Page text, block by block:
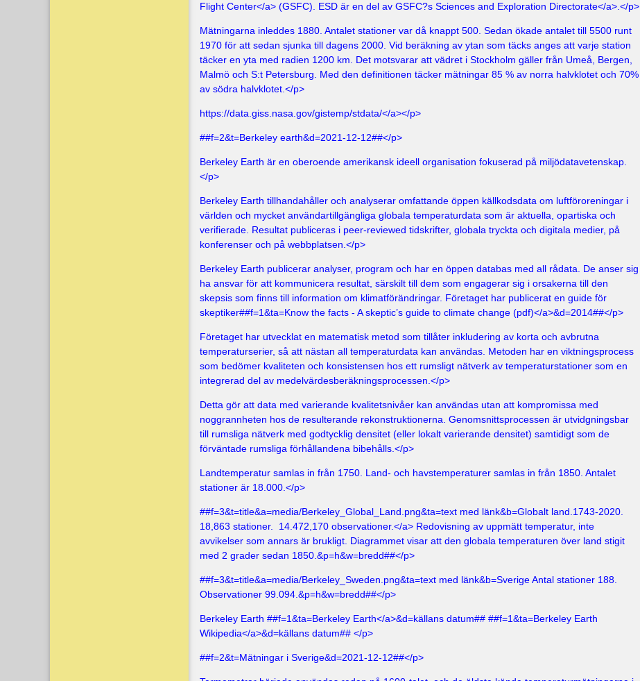
Flight Center</a> (GSFC). ESD är en del av GSFC?s Sciences and Exploration Directorate</a>.</p>
Mätningarna inleddes 1880. Antalet stationer var då knappt 500. Sedan ökade antalet till 5500 runt
1970 för att sedan sjunka till dagens 2000. Vid beräkning av ytan som täcks anges att varje station
täcker en yta med radien 1200 km. Det motsvarar att vädret i Stockholm gäller från Umeå, Bergen,
Malmö och S:t Petersburg. Med den definitionen täcker mätningar 85 % av norra halvklotet och 70%
av södra halvklotet.</p>
https://data.giss.nasa.gov/gistemp/stdata/</a></p>
##f=2&t=Berkeley earth&d=2021-12-12##</p>
Berkeley Earth är en oberoende amerikansk ideell organisation fokuserad på miljödatavetenskap.
</p>
Berkeley Earth tillhandahåller och analyserar omfattande öppen källkodsdata om luftföroreningar i
världen och mycket användartillgängliga globala temperaturdata som är aktuella, opartiska och
verifierade. Resultat publiceras i peer-reviewed tidskrifter, globala tryckta och digitala medier, på
konferenser och på webbplatsen.</p>
Berkeley Earth publicerar analyser, program och har en öppen databas med all rådata. De anser sig
ha ansvar för att kommunicera resultat, särskilt till dem som engagerar sig i orsakerna till den
skepsis som finns till information om klimatförändringar. Företaget har publicerat en guide för
skeptiker##f=1&ta=Know the facts - A skeptic’s guide to climate change (pdf)</a>&d=2014##</p>
Företaget har utvecklat en matematisk metod som tillåter inkludering av korta och avbrutna
temperaturserier, så att nästan all temperaturdata kan användas. Metoden har en viktningsprocess
som bedömer kvaliteten och konsistensen hos ett rumsligt nätverk av temperaturstationer som en
integrerad del av medelvärdesberäkningsprocessen.</p>
Detta gör att data med varierande kvalitetsnivåer kan användas utan att kompromissa med
noggrannheten hos de resulterande rekonstruktionerna. Genomsnittsprocessen är utvidgningsbar
till rumsliga nätverk med godtycklig densitet (eller lokalt varierande densitet) samtidigt som de
förväntade rumsliga förhållandena bibehålls.</p>
Landtemperatur samlas in från 1750. Land- och havstemperaturer samlas in från 1850. Antalet
stationer är 18.000.</p>
##f=3&t=title&a=media/Berkeley_Global_Land.png&ta=text med länk&b=Globalt land.1743-2020.
18,863 stationer. 14.472,170 observationer.</a> Redovisning av uppmätt temperatur, inte
avvikelser som annars är brukligt. Diagrammet visar att den globala temperaturen över land stigit
med 2 grader sedan 1850.&p=h&w=bredd##</p>
##f=3&t=title&a=media/Berkeley_Sweden.png&ta=text med länk&b=Sverige Antal stationer 188.
Observationer 99.094.&p=h&w=bredd##</p>
Berkeley Earth ##f=1&ta=Berkeley Earth</a>&d=källans datum## ##f=1&ta=Berkeley Earth
Wikipedia</a>&d=källans datum## </p>
##f=2&t=Mätningar i Sverige&d=2021-12-12##</p>